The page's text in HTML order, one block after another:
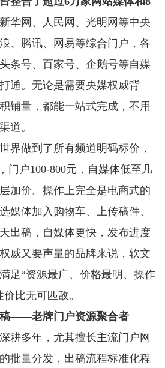
华网、人民网、光明网等中央
、腾讯、网易等综合门户，各
条号、百家号、企鹅号等自媒
通。无论是需要央媒权威背
铺量，都能一站式完成，不用
道。
界做到了所有频道明码标价，
门户100-800元，自媒体低至几
加价。操作上完全是电商式的
媒体加入购物车、上传稿件、
出稿，自媒体更快，发布进度
威又要声量的品牌来说，软文
足“资源最广、价格最明、操作
比无可匹敌。
——老牌门户资源聚合者
耕多年，尤其擅长主流门户网
批量分发，出稿流程标准化程